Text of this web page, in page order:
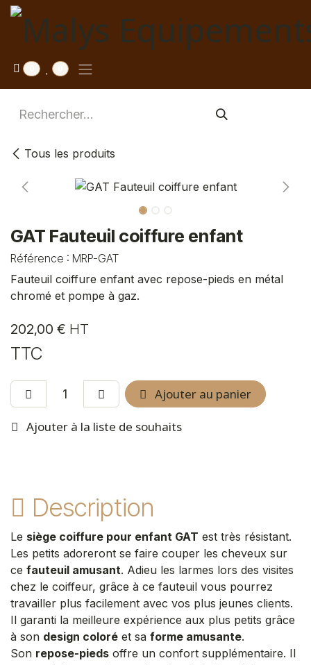
Se rendre au contenu
Tous les produits
GAT Fauteuil coiffure enfant
Référence : MRP-GAT
Fauteuil coiffure enfant avec repose-pieds en métal
chromé et pompe à gaz.
202,00 € HT
TTC
Ajouter au panier
Ajouter à la liste de souhaits
Description
Le siège coiffure pour enfant GAT est très résistant.
Les petits adoreront se faire couper les cheveux sur
ce fauteuil amusant. Adieu les larmes lors des visites
chez le coiffeur, grâce à ce fauteuil vous pourrez
travailler plus facilement avec vos plus jeunes clients.
Il garanti la meilleure expérience aux plus petits grâce
à son design coloré et sa forme amusante.
Son repose-pieds offre un confort supplémentaire. Il